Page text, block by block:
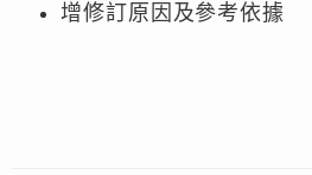
增修訂原因及參考依據